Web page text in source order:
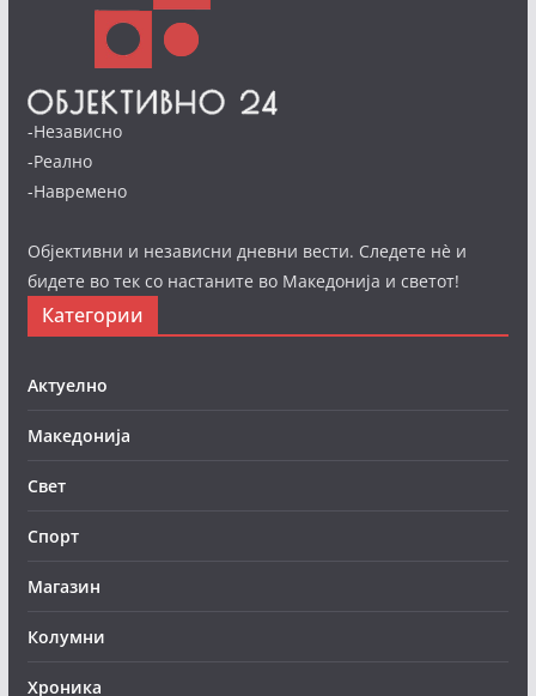
-Независно
-Реално
-Навремено
Објективни и независни дневни вести. Следете нè и
бидете во тек со настаните во Македонија и светот!
Категории
Актуелно
Македонија
Свет
Спорт
Магазин
Колумни
Хроника